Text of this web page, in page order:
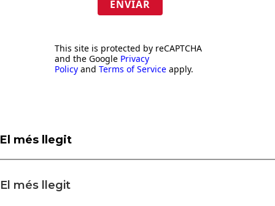
ENVIAR
This site is protected by reCAPTCHA
and the Google Privacy
Policy and Terms of Service apply.
El més llegit
El més llegit